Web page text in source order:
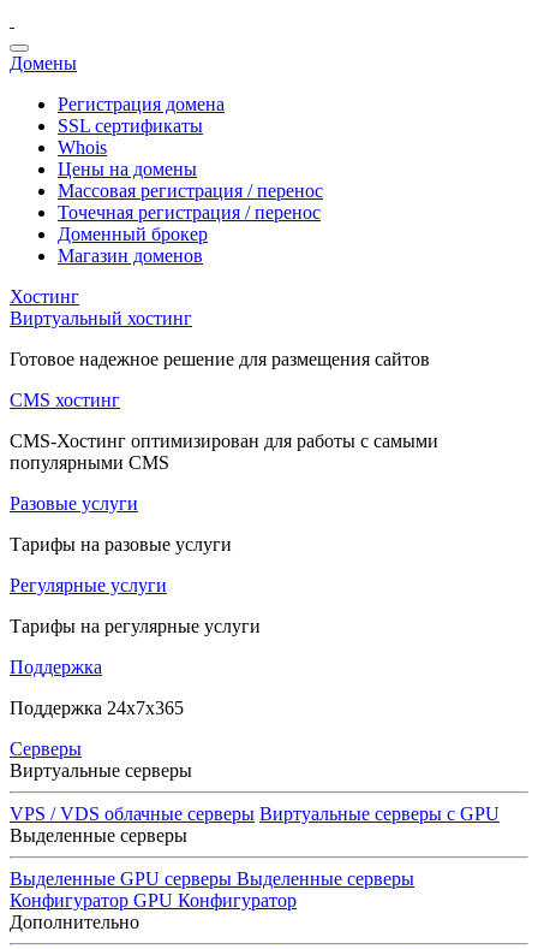
Домены
Регистрация домена
SSL сертификаты
Whois
Цены на домены
Массовая регистрация / перенос
Точечная регистрация / перенос
Доменный брокер
Магазин доменов
Хостинг
Виртуальный хостинг
Готовое надежное решение для размещения сайтов
CMS хостинг
CMS-Хостинг оптимизирован для работы с самыми
популярными CMS
Разовые услуги
Тарифы на разовые услуги
Регулярные услуги
Тарифы на регулярные услуги
Поддержка
Поддержка 24x7x365
Серверы
Виртуальные серверы
VPS / VDS облачные серверы Виртуальные серверы с GPU
Выделенные серверы
Выделенные GPU серверы Выделенные серверы
Конфигуратор GPU Конфигуратор
Дополнительно